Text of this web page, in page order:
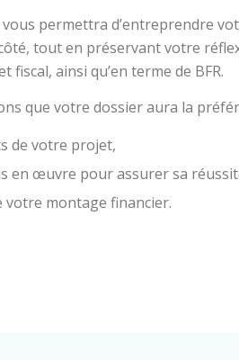
permettra d’entreprendre
tout en préservant votre
fiscal, ainsi qu’en terme de BFR.
que votre dossier aura la
de votre projet,
en œuvre pour assurer sa
votre montage financier.